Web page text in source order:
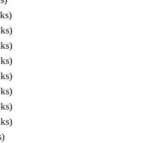
)
)
)
)
)
)
)
)
)